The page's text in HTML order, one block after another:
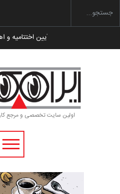
گزارش تصویری آیین اختتامیه
اولین سایت تخصصی و مرجع